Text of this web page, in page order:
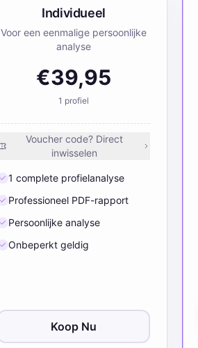
Individueel
Voor een eenmalige persoonlijke
analyse
€39,95
1 profiel
Voucher code? Direct
inwisselen
1 complete profielanalyse
Professioneel PDF-rapport
Persoonlijke analyse
Onbeperkt geldig
Koop Nu